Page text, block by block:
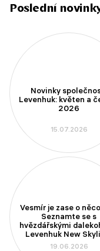
Poslední
Novinky
Levenhuk: květen a
2026
15.07.2026
Vesmír je zase o
Seznamte se s
hvězdářskými
Levenhuk New
19.06.2026